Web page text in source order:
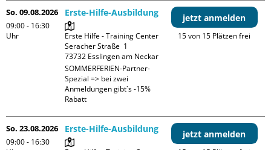
So. 09.08.2026
09:00 - 16:30
Uhr
Erste-Hilfe-Ausbildung
Erste Hilfe - Training Center
Seracher Straße  1
SOMMERFERIEN-Partner-
Spezial => bei zwei
Anmeldungen gibt`s -15%
Rabatt
jetzt anmelden
15 von 15 Plätzen frei
So. 23.08.2026
09:00 - 16:30
Erste-Hilfe-Ausbildung jetzt anmelden